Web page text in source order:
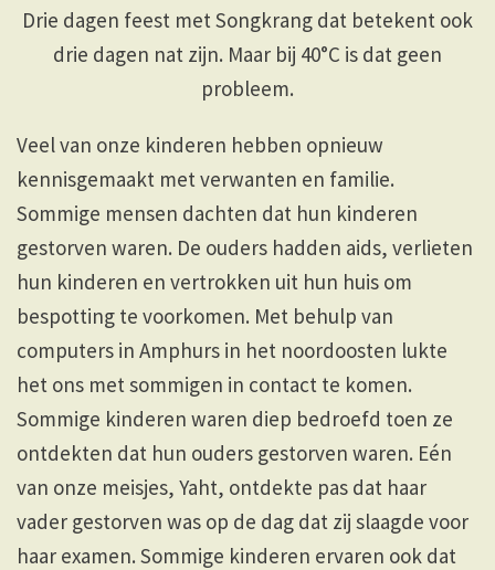
Drie dagen feest met Songkrang dat betekent ook
drie dagen nat zijn. Maar bij 40°C is dat geen
probleem.
Veel van onze kinderen hebben opnieuw
kennisgemaakt met verwanten en familie.
Sommige mensen dachten dat hun kinderen
gestorven waren. De ouders hadden aids, verlieten
hun kinderen en vertrokken uit hun huis om
bespotting te voorkomen. Met behulp van
computers in Amphurs in het noordoosten lukte
het ons met sommigen in contact te komen.
Sommige kinderen waren diep bedroefd toen ze
ontdekten dat hun ouders gestorven waren. Eén
van onze meisjes, Yaht, ontdekte pas dat haar
vader gestorven was op de dag dat zij slaagde voor
haar examen. Sommige kinderen ervaren ook dat